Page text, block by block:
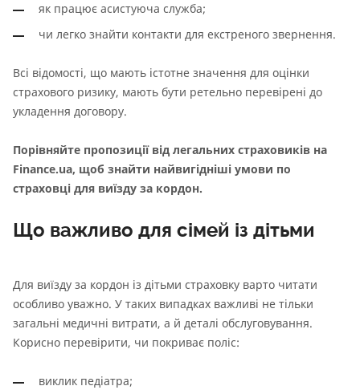
як працює асистуюча служба;
чи легко знайти контакти для екстреного звернення.
Всі відомості, що мають істотне значення для оцінки
страхового ризику, мають бути ретельно перевірені до
укладення договору.
Порівняйте пропозиції від легальних страховиків на
Finance.ua, щоб знайти найвигідніші умови по
страховці для виїзду за кордон.
Що важливо для сімей із дітьми
Для виїзду за кордон із дітьми страховку варто читати
особливо уважно. У таких випадках важливі не тільки
загальні медичні витрати, а й деталі обслуговування.
Корисно перевірити, чи покриває поліс:
виклик педіатра;